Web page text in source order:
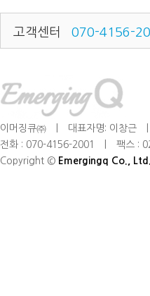
고객센터 070-4156-
이머징큐㈜ 대표자명: 이창근
전화 : 070-4156-2001
팩스 :
Copyright © Emergingq Co., Ltd.